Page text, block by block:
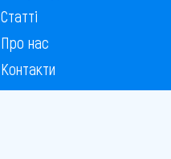
Статті
Про нас
Контакти
Бонусна програма